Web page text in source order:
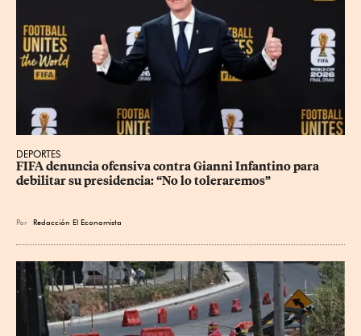
DEPORTES
FIFA denuncia ofensiva contra Gianni Infantino para
debilitar su presidencia: “No lo toleraremos”
Por Redacción El Economista